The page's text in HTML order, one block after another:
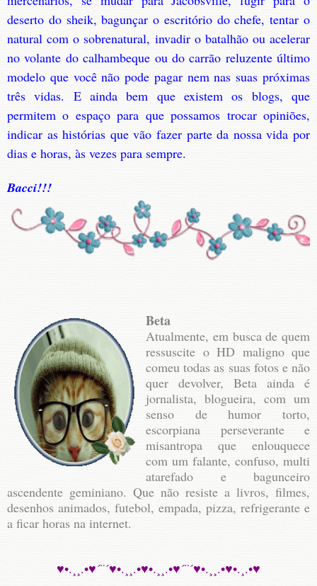
deserto do sheik, bagunçar o escritório do chefe, tentar o
natural com o sobrenatural, invadir o batalhão ou acelerar
no volante do calhambeque ou do carrão reluzente último
modelo que você não pode pagar nem nas suas próximas
três vidas. E ainda bem que existem os blogs, que
permitem o espaço para que possamos trocar opiniões,
indicar as histórias que vão fazer parte da nossa vida por
dias e horas, às vezes para sempre.
Bacci!!!
Beta
Atualmente, em busca de quem
ressuscite o HD maligno que
comeu todas as suas fotos e não
quer devolver, Beta ainda é
jornalista, blogueira, com um
senso de humor torto,
escorpiana perseverante e
misantropa que enlouquece
com um falante, confuso, multi
atarefado e bagunceiro
ascendente geminiano. Que não resiste a livros, filmes,
desenhos animados, futebol, empada, pizza, refrigerante e
a ficar horas na internet.
♥•.¸¸.•♥´¨´♥•.¸¸.•♥•.¸¸.•♥´¨´♥•.¸¸.•♥•.¸.•♥